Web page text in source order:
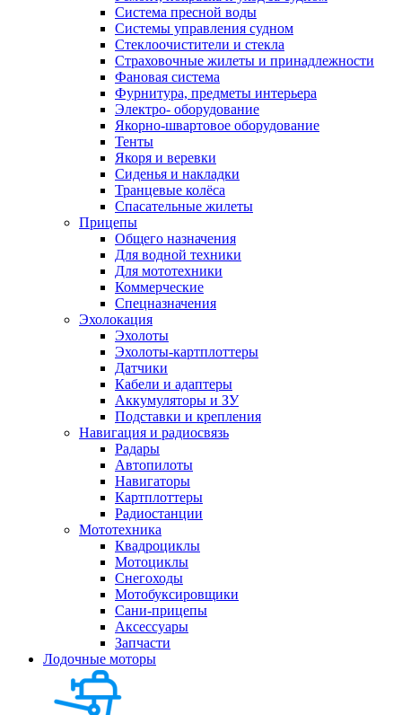
Система пресной воды
Системы управления судном
Стеклоочистители и стекла
Страховочные жилеты и принадлежности
Фановая система
Фурнитура, предметы интерьера
Электро- оборудование
Якорно-швартовое оборудование
Тенты
Якоря и веревки
Сиденья и накладки
Транцевые колёса
Спасательные жилеты
Прицепы
Общего назначения
Для водной техники
Для мототехники
Коммерческие
Спецназначения
Эхолокация
Эхолоты
Эхолоты-картплоттеры
Датчики
Кабели и адаптеры
Аккумуляторы и ЗУ
Подставки и крепления
Навигация и радиосвязь
Радары
Автопилоты
Навигаторы
Картплоттеры
Радиостанции
Мототехника
Квадроциклы
Мотоциклы
Снегоходы
Мотобуксировщики
Сани-прицепы
Аксессуары
Запчасти
Лодочные моторы